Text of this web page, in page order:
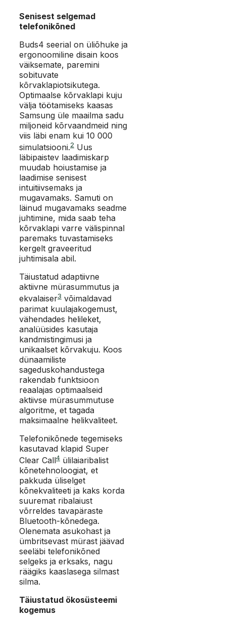
Senisest selgemad
telefonikõned
Buds4 seerial on üliõhuke ja
ergonoomiline disain koos
väiksemate, paremini
sobituvate
kõrvaklapiotsikutega.
Optimaalse kõrvaklapi kuju
välja töötamiseks kaasas
Samsung üle maailma sadu
miljoneid kõrvaandmeid ning
viis läbi enam kui 10 000
simulatsiooni.2 Uus
läbipaistev laadimiskarp
muudab hoiustamise ja
laadimise senisest
intuitiivsemaks ja
mugavamaks. Samuti on
läinud mugavamaks seadme
juhtimine, mida saab teha
kõrvaklapi varre välispinnal
paremaks tuvastamiseks
kergelt graveeritud
juhtimisala abil.
Täiustatud adaptiivne
aktiivne mürasummutus ja
ekvalaiser3 võimaldavad
parimat kuulajakogemust,
vähendades helileket,
analüüsides kasutaja
kandmistingimusi ja
unikaalset kõrvakuju. Koos
dünaamiliste
sageduskohandustega
rakendab funktsioon
reaalajas optimaalseid
aktiivse mürasummutuse
algoritme, et tagada
maksimaalne helikvaliteet.
Telefonikõnede tegemiseks
kasutavad klapid Super
Clear Call4 ülilaiaribalist
kõnetehnoloogiat, et
pakkuda üliselget
kõnekvaliteeti ja kaks korda
suuremat ribalaiust
võrreldes tavapäraste
Bluetooth-kõnedega.
Olenemata asukohast ja
ümbritsevast mürast jäävad
seeläbi telefonikõned
selgeks ja erksaks, nagu
räägiks kaaslasega silmast
silma.
Täiustatud ökosüsteemi
kogemus